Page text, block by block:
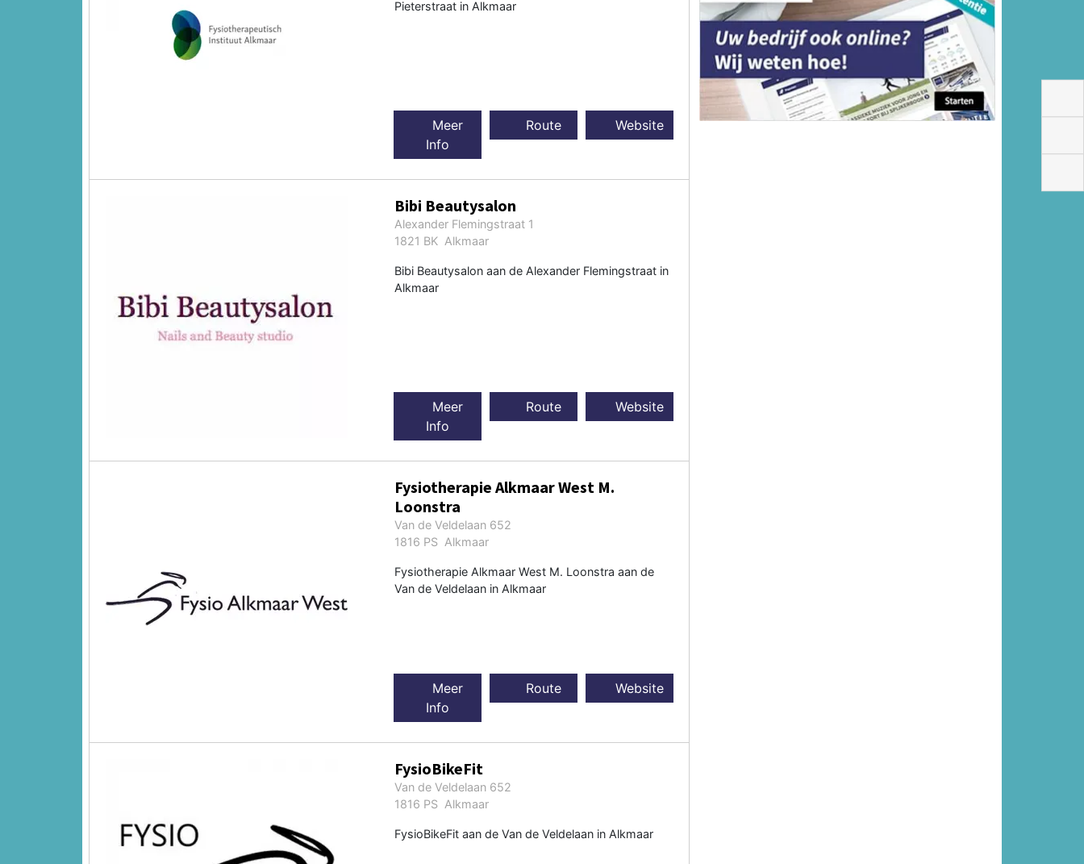
Pieterstraat in Alkmaar
Meer
Info
Route Website
Bibi Beautysalon
Alexander Flemingstraat 1
1821 BK Alkmaar
Bibi Beautysalon aan de Alexander Flemingstraat in
Alkmaar
Meer
Info
Route Website
Fysiotherapie Alkmaar West M.
Loonstra
Van de Veldelaan 652
1816 PS Alkmaar
Fysiotherapie Alkmaar West M. Loonstra aan de
Van de Veldelaan in Alkmaar
Meer
Info
Route Website
FysioBikeFit
Van de Veldelaan 652
1816 PS Alkmaar
FysioBikeFit aan de Van de Veldelaan in Alkmaar